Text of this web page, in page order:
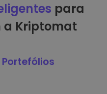
para
Kriptomat
Portefólios